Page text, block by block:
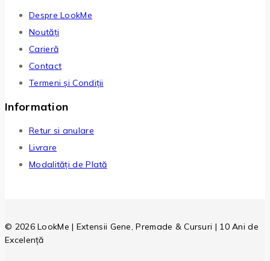
Despre LookMe
Noutăți
Carieră
Contact
Termeni și Condiții
Information
Retur si anulare
Livrare
Modalități de Plată
© 2026 LookMe | Extensii Gene, Premade & Cursuri | 10 Ani de
Excelență